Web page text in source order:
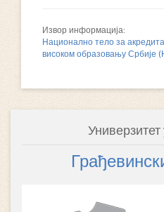
Извор информација:
Национално тело за
високом образовању Србије